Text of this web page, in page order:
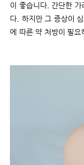
이 좋습니다. 간단한 가
다. 하지만 그 증상이
에 따른 약 처방이 필요